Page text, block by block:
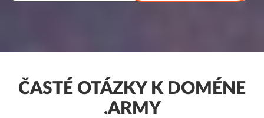
ČASTÉ OTÁZKY K DOMÉNE
.ARMY